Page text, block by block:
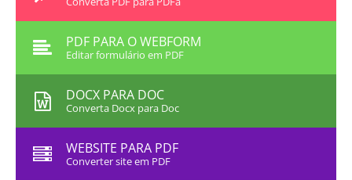
PDF PARA O WEBFORM
Editar formulário em PDF
DOCX PARA DOC
Converta Docx para Doc
WEBSITE PARA PDF
Converter site em PDF